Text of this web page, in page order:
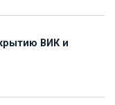
ВИК и